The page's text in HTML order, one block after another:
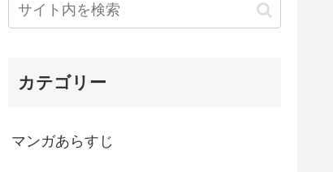
カテゴリー
マンガあらすじ